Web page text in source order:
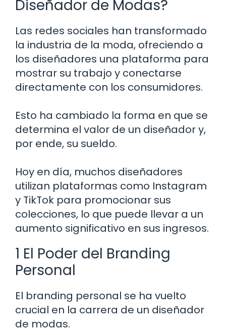
Diseñador de Modas?
Las redes sociales han transformado
la industria de la moda, ofreciendo a
los diseñadores una plataforma para
mostrar su trabajo y conectarse
directamente con los consumidores.
Esto ha cambiado la forma en que se
determina el valor de un diseñador y,
por ende, su sueldo.
Hoy en día, muchos diseñadores
utilizan plataformas como Instagram
y TikTok para promocionar sus
colecciones, lo que puede llevar a un
aumento significativo en sus ingresos.
1 El Poder del Branding
Personal
El branding personal se ha vuelto
crucial en la carrera de un diseñador
de modas.